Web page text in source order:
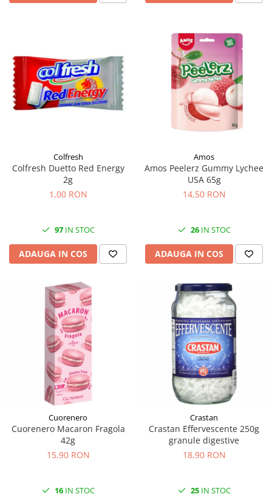
Colfresh
Colfresh Duetto Red Energy
2g
1,00 RON
97IN STOC
ADAUGA IN COS
Amos
Amos Peelerz Gummy Lychee
USA 65g
14,50 RON
26IN STOC
ADAUGA IN COS
Cuorenero
Cuorenero Macaron Fragola
42g
15,90 RON
16IN STOC
Crastan
Crastan Effervescente 250g
granule digestive
18,90 RON
25IN STOC